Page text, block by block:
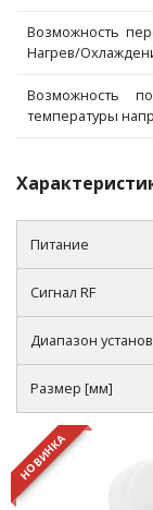
Возможность
Нагрев/
Возможность
температуры
Питание
Сигнал RF
Диапазон
Размер [мм]
НОВИНКА